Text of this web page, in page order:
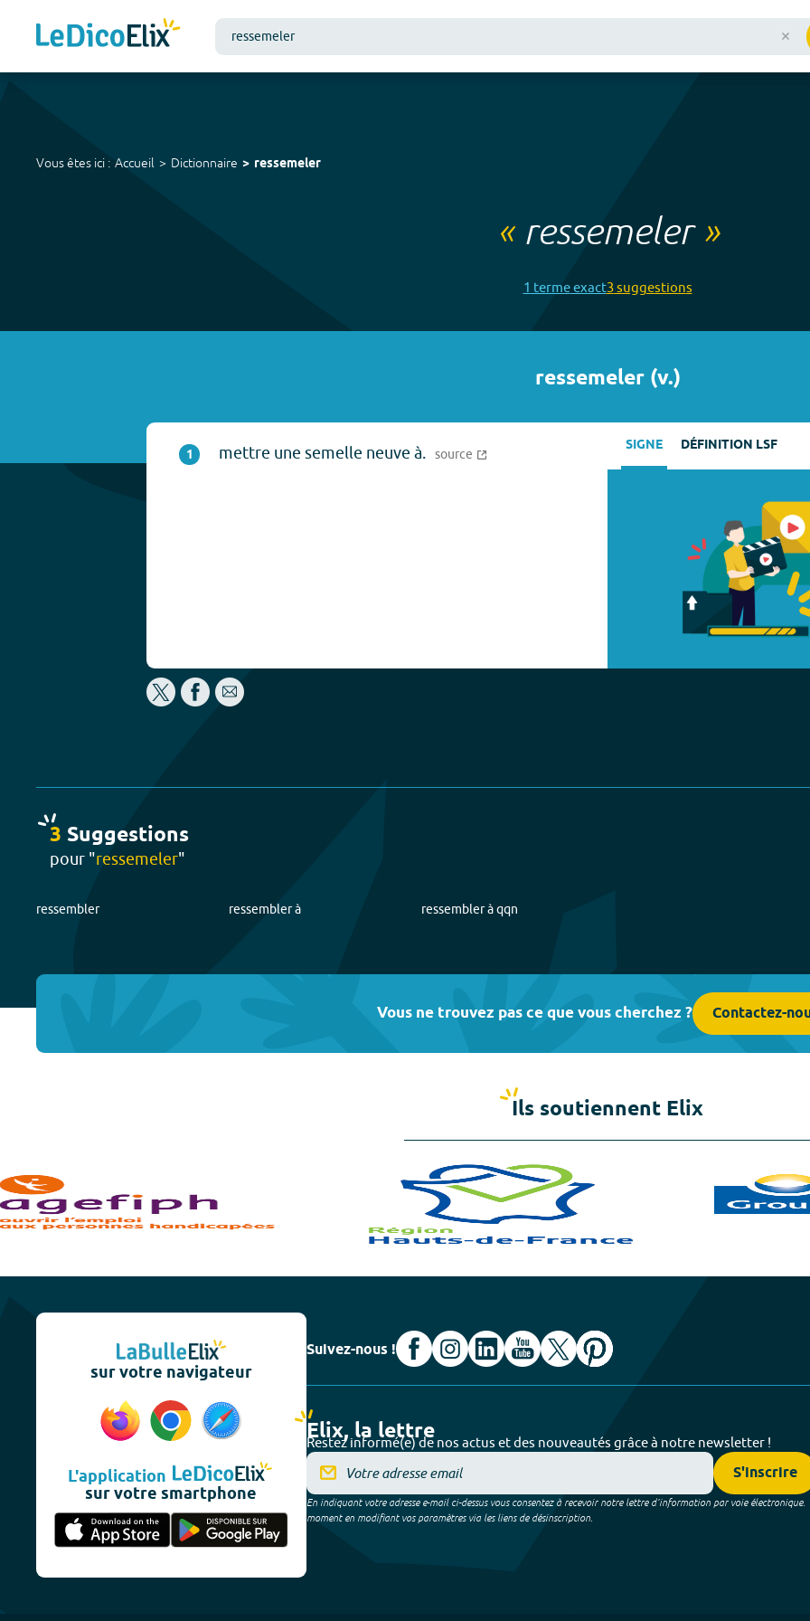
Vous êtes ici : Accueil Dictionnaire ressemeler
« ressemeler»
1 termeexact3suggestions
ressemeler(v.)
1 mettre une semelle neuve à. source SIGNE DÉFINITION LSF
3 Suggestions
pour "ressemeler"
ressembler ressembler à ressembler à qqn
Vous ne trouvez pas ce que vous cherchez ? Contactez-
Ils soutiennent Elix
sur votre navigateur
L'application
sur votre smartphone
Suivez-nous !
Elix, la lettre
Restez informé(e) de nos actus et des nouveautés grâce à notre newsletter !
S'inscrire
En indiquant votre adresse e-mail ci-dessus vous consentez à recevoir notre lettre d’information par voie électronique.
moment en modifiant vos paramètres via les liens de désinscription.